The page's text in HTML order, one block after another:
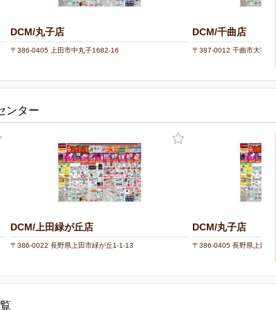
DCM/丸子店
〒386-0405 上田市中丸子1682-16
DCM/千曲店
〒387-0012 千曲市大字桜
ンター
DCM/上田緑が丘店
〒386-0022 長野県上田市緑が丘1-1-13
DCM/丸子店
〒386-0405 長野県上田市